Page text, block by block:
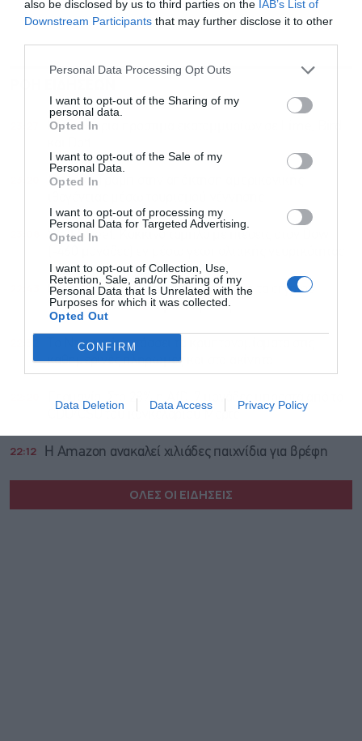
also be disclosed by us to third parties on the IAB’s List of
Downstream Participants that may further disclose it to other
Personal Data Processing Opt Outs
I want to opt-out of the Sharing of my
personal data.
Opted In
I want to opt-out of the Sale of my
Personal Data.
Opted In
I want to opt-out of processing my
Personal Data for Targeted Advertising.
Opted In
I want to opt-out of Collection, Use,
Retention, Sale, and/or Sharing of my
Personal Data that Is Unrelated with the
Purposes for which it was collected.
Opted Out
CONFIRM
Data Deletion Data Access Privacy Policy
Ιταλία: Βαριά πρόστιμα εκατομμυρίων σε Lime, Bird
Μπλόκο Τραμπ στην απόκτηση αμερικανικής
Wall Street: Κόκκινο ταμπλό με πιέσεις στον Dow
ΟΗΕ: Πώς η τεχνητή νοημοσύνη και τα cryptos
“εξοπλίζουν” το ισλαμικό κράτος
Το Ντουμπάι εντάσσει τα κρυπτονομίσματα στις
καθημερινές πληρωμές και στα ακίνητα
Γερμανία: Στο 28% η AfD, 7 μονάδες μπροστά από το
CDU/CSU του καγκελάριου Μερτς
22:12 Η Amazon ανακαλεί χιλιάδες παιχνίδια για βρέφη
ΟΛΕΣ ΟΙ ΕΙΔΗΣΕΙΣ